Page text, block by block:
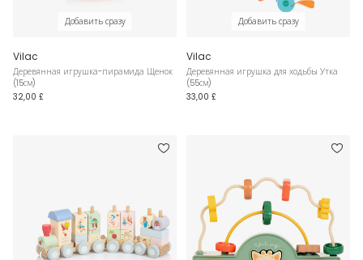
Добавить сразу
Vilac
Деревянная игрушка-пирамида Щенок
(15см)
32,00 £
Добавить сразу
Vilac
Деревянная игрушка для ходьбы Утка
(55см)
33,00 £